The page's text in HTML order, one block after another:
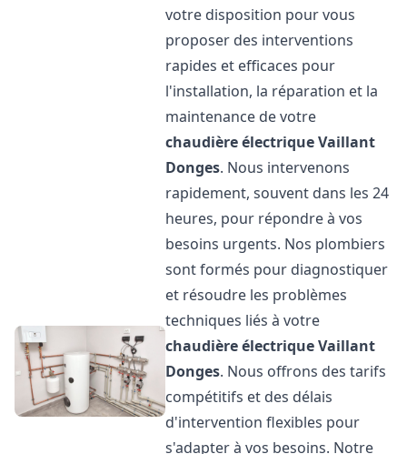
votre disposition pour vous
proposer des interventions
rapides et efficaces pour
l'installation, la réparation et la
maintenance de votre
chaudière électrique Vaillant
Donges. Nous intervenons
rapidement, souvent dans les 24
heures, pour répondre à vos
besoins urgents. Nos plombiers
sont formés pour diagnostiquer
et résoudre les problèmes
techniques liés à votre
chaudière électrique Vaillant
Donges. Nous offrons des tarifs
compétitifs et des délais
d'intervention flexibles pour
s'adapter à vos besoins. Notre